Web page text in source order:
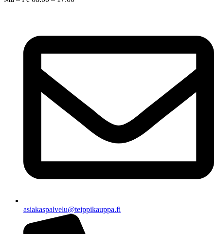
asiakaspalvelu@teippikauppa.fi